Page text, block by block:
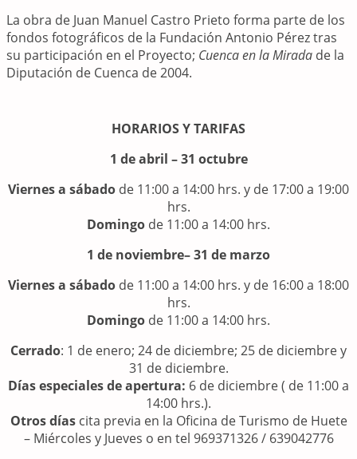
La obra de Juan Manuel Castro Prieto forma parte de los
fondos fotográficos de la Fundación Antonio Pérez tras
su participación en el Proyecto; Cuenca en la Mirada de la
Diputación de Cuenca de 2004.
HORARIOS Y TARIFAS
1 de abril – 31 octubre
Viernes a sábado de 11:00 a 14:00 hrs. y de 17:00 a 19:00
hrs.
Domingo de 11:00 a 14:00 hrs.
1 de noviembre– 31 de marzo
Viernes a sábado de 11:00 a 14:00 hrs. y de 16:00 a 18:00
hrs.
Domingo de 11:00 a 14:00 hrs.
Cerrado: 1 de enero; 24 de diciembre; 25 de diciembre y
31 de diciembre.
Días especiales de apertura: 6 de diciembre ( de 11:00 a
14:00 hrs.).
Otros díascita previa en la Oficina de Turismo de Huete
– Miércoles y Jueves o en tel 969371326 / 639042776